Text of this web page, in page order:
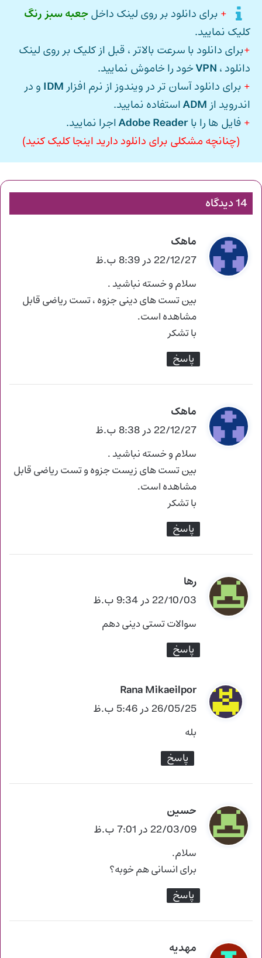
+ برای دانلود بر روی لینک داخلجعبه سبز رنگ
کلیک نمایید.
+برای دانلود با سرعت بالاتر ، قبل از کلیک بر روی لینک
دانلود ، VPNخود را خاموش نمایید.
+ برای دانلود آسان تر در ویندوز از نرم افزار IDM و در
اندروید از ADMاستفاده نمایید.
+ فایل ها را باAdobe Readerاجرا نمایید.
(چنانچه مشکلی برای دانلود دارید اینجا کلیک کنید)
14 دیدگاه
ماهک
ف
ت
:
22/12/27 در 8:39 ب.ظ
سلام و خسته نباشید .
بین تست های دینی جزوه ، تست ریاضی قابل
مشاهده است.
با تشکر
پاسخ
ماهک
ف
ت
:
22/12/27 در 8:38 ب.ظ
سلام و خسته نباشید .
بین تست های زیست جزوه و تست ریاضی قابل
مشاهده است.
با تشکر
پاسخ
رها
ف
ت
22/10/03 در 9:34 ب.ظ
سوالات تستی دینی دهم
پاسخ
Rana Mikaeilpor
ف
26/05/25 در 5:46 ب.ظ
بله
پاسخ
حسین
ف
:
22/03/09 در 7:01 ب.ظ
سلام.
برای انسانی هم خوبه؟
پاسخ
مهدیه